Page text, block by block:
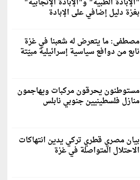
بغزة دليل إضافي على الإبادة
مصطفى: ما يتعرض له شعبنا في غزة
نابع من دوافع سياسية إسرائيلية مبيّتة
مستوطنون يحرقون مركبات ويهاجمون
منازل فلسطينيين جنوبي نابلس
بيان مصري قطري تركي يدين انتهاكات
الاحتلال المتواصلة في غزة